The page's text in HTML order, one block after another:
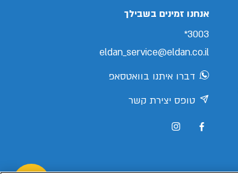
אנחנו זמינים בשבילך
3003*
eldan_service@eldan.co.il
דברו איתנו בוואטסאפ
טופס יצירת קשר